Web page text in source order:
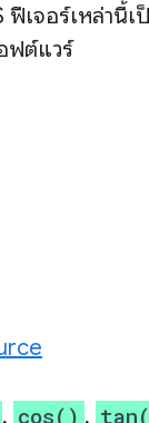
ฟีเจอร์เหล่า
ฟต์แวร์
, cos() ,